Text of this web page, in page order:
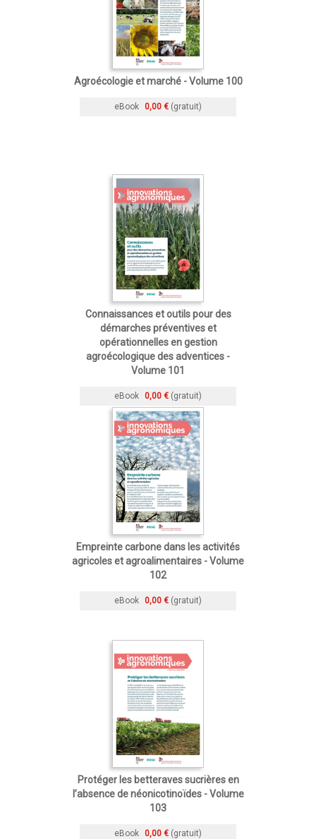
Agroécologie et marché - Volume 100
eBook 0,00 € (gratuit)
Connaissances et outils pour des
démarches préventives et
opérationnelles en gestion
agroécologique des adventices -
Volume 101
eBook 0,00 € (gratuit)
Empreinte carbone dans les activités
agricoles et agroalimentaires - Volume
102
eBook 0,00 € (gratuit)
Protéger les betteraves sucrières en
l’absence de néonicotinoïdes - Volume
103
eBook 0,00 € (gratuit)